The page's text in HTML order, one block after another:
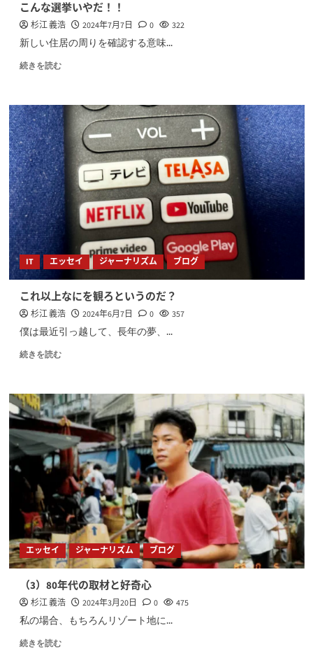
こんな選挙いやだ！！
杉江 義浩 2024年7月7日 0 322
新しい住居の周りを確認する意味...
続きを読む
IT エッセイ ジャーナリズム ブログ
これ以上なにを観ろというのだ？
杉江 義浩 2024年6月7日 0 357
僕は最近引っ越して、長年の夢、...
続きを読む
エッセイ ジャーナリズム ブログ
（3）80年代の取材と好奇心
杉江 義浩 2024年3月20日 0 475
私の場合、もちろんリゾート地に...
続きを読む